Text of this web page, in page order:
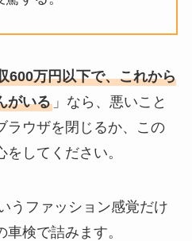
600万円以下で、これから
がいる」なら、悪いこと
ラウザを閉じるか、この
してください。
うファッション感覚だけ
検で詰みます。